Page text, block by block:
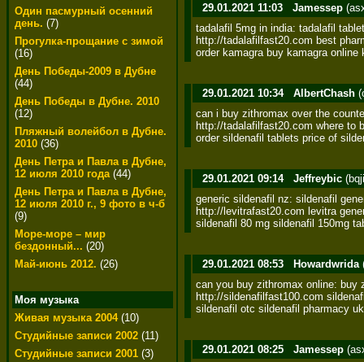
Один пасмурный осенний
день. (7)
Прогулка-прощание с зимой
(16)
День Победы-2009 в Дубне
(44)
День Победы в Дубне. 2010
(12)
Пляжный волейбол в Дубне.
2010 (36)
День Петра и Павла в Дубне,
12 июля 2010 года(44)
День Петра и Павла в Дубне,
12 июля 2010 г., 9 фото в ч-б
(9)
Море-море – мир
бездонный... (20)
Май-июнь 2012. (26)
Моя музыка
Живая музыка 2004(10)
Студийные записи 2002 (11)
Студийные записи 2001 (3)
29.01.2021 11:03 Jamessep
tadalafil 5mg in india: tadalafil
http://tadalafilfast20.com best
order kamagra buy kamagra online
29.01.2021 10:34 AlbertChash
can i buy zithromax over the
http://tadalafilfast20.com where to
order sildenafil tablets price of
29.01.2021 09:14 Jeffreybic
generic sildenafil nz: sildenafil
http://levitrafast20.com levitra
sildenafil 80 mg sildenafil 150mg
29.01.2021 08:53 Howardwrida
can you buy zithromax online:
http://sildenafilfast100.com
sildenafil otc sildenafil pharmacy
29.01.2021 08:25 Jamessep